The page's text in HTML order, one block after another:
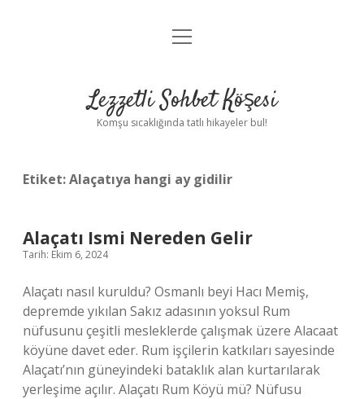
Anasayfa
Yasal Uyarı
menüyü
Lezzetli Sohbet Köşesi
Komşu sıcaklığında tatlı hikayeler bul!
Etiket:Alaçatıya hangi ay gidilir
Alaçatı Ismi Nereden Gelir
Tarih: Ekim 6, 2024
Alaçatı nasıl kuruldu? Osmanlı beyi Hacı Memiş,
depremde yıkılan Sakız adasının yoksul Rum
nüfusunu çeşitli mesleklerde çalışmak üzere Alacaat
köyüne davet eder. Rum işçilerin katkıları sayesinde
Alaçatı’nın güneyindeki bataklık alan kurtarılarak
yerleşime açılır. Alaçatı Rum Köyü mü? Nüfusu